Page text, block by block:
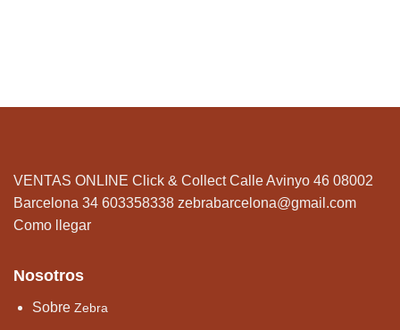
VENTAS ONLINE Click & Collect Calle Avinyo 46 08002
Barcelona 34 603358338 zebrabarcelona@gmail.com
Como llegar
Nosotros
Sobre Zebra